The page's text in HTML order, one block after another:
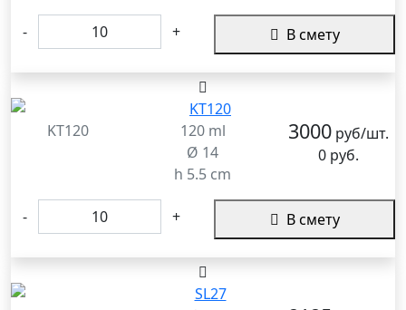
- + В смету
KT120
120 ml
Ø 14
h 5.5 cm
3000руб/шт.
0 руб.
- + В смету